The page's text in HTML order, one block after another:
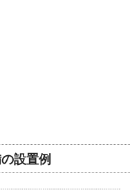
設置例